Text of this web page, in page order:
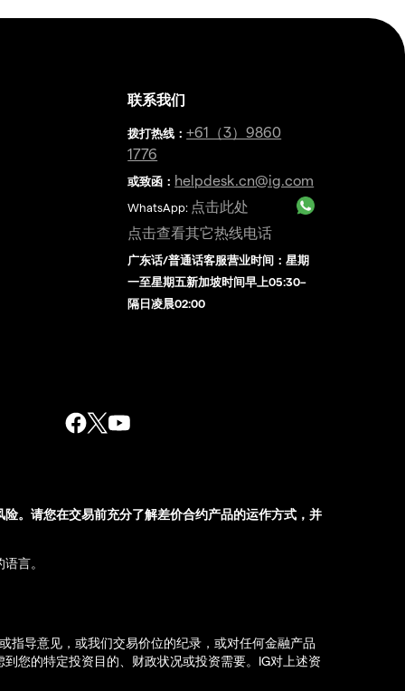
联系我们
拨打热线 ：+61（3）9860
1776
或致函： helpdesk.cn@ig.com
WhatsApp: 点击此处
点击查看其它热线电话
广东话/普通话客服营业时间：星期
一至星期五新加坡时间早上05:30–
隔日凌晨02:00
。请您在交易前充分了解差价合约产品的运作方式，并
言。
指导意见，或我们交易价位的纪录，或对任何金融产品
您的特定投资目的、财政状况或投资需要。IG对上述资